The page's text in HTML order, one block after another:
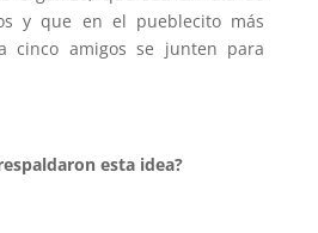
y que en el pueblecito más
cinco amigos se junten para
esta idea?